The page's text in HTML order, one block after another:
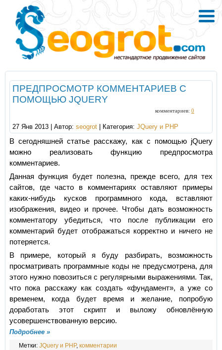
ПРЕДПРОСМОТР КОММЕНТАРИЕВ С
ПОМОЩЬЮ JQUERY
комментариев: 0
27 Янв 2013 | Автор: seogrot | Категория: JQuery и PHP
В сегодняшней статье расскажу, как с помощью jQuery
можно реализовать функцию предпросмотра
комментариев.
Данная функция будет полезна, прежде всего, для тех
сайтов, где часто в комментариях оставляют примеры
каких-нибудь кусков программного кода, вставляют
изображения, видео и прочее. Чтобы дать возможность
комментатору убедиться, что после публикации его
комментарий будет отображаться корректно и ничего не
потеряется.
В примере, который я буду разбирать, возможность
просматривать программные коды не предусмотрена, для
этого нужно повозиться с регулярными выражениями. Так,
что пока расскажу как создать «фундамент», а уже со
временем, когда будет время и желание, попробую
доработать этот скрипт и выложу обновлённую
усовершенствованную версию.
Подробнее »
Метки: JQuery и PHP, комментарии